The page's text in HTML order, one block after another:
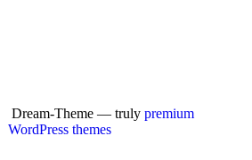
Dream-Theme — truly premium
WordPress themes